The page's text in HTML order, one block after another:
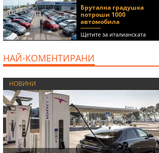
(ВИДЕО)
Брутална градушка
потроши 1000
автомобила
Щетите за италианската
автокъща се оценяват на 5
НАЙ-КОМЕНТИРАНИ
НОВИНИ